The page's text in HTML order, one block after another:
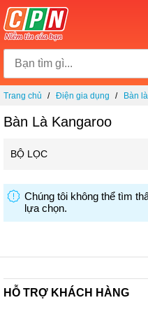
Chuyển
nội
Trang chủ Điện gia dụng Bàn là
Bàn Là Kangaroo
BỘ LỌC
Chúng tôi không thể tìm
lựa chọn.
HỖ TRỢ KHÁCH HÀNG